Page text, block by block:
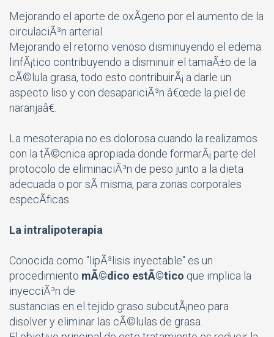
Mejorando el aporte de oxÃ­geno por el aumento de la
circulaciÃ³n arterial.
Mejorando el retorno venoso disminuyendo el edema
linfÃ¡tico contribuyendo a disminuir el tamaÃ±o de la
cÃ©lula grasa, todo esto contribuirÃ¡ a darle un
aspecto liso y con desapariciÃ³n â€œde la piel de
naranjaâ€.
La mesoterapia no es dolorosa cuando la realizamos
con la tÃ©cnica apropiada donde formarÃ¡ parte del
protocolo de eliminaciÃ³n de peso junto a la dieta
adecuada o por sÃ misma, para zonas corporales
especÃ­ficas.
La intralipoterapia
Conocida como "lipÃ³lisis inyectable" es un
procedimiento mÃ©dico estÃ©tico que implica la
inyecciÃ³n de
sustancias en el tejido graso subcutÃ¡neo para
disolver y eliminar las cÃ©lulas de grasa.